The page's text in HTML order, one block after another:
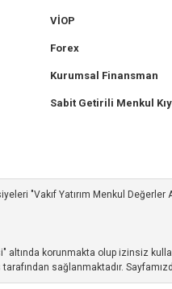
VİOP
Forex
Kurumsal Finansman
Sabit Getirili Menkul
"Vakıf Yatırım Menkul Değerler
altında korunmakta olup izinsiz
sağlanmaktadır.